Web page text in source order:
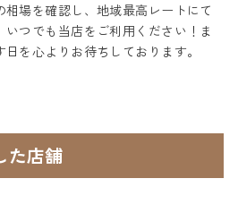
相場を確認し、地域最高レートにて
つでも当店をご利用ください！ま
を心よりお待ちしております。
た店舗